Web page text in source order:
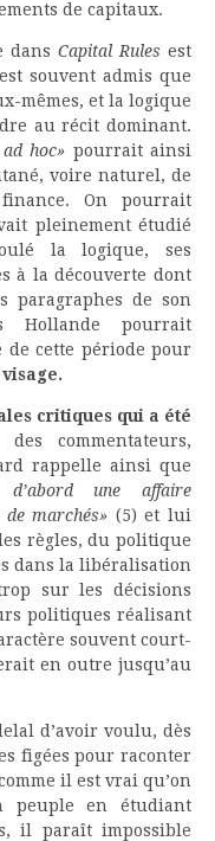
de capitaux.
dans Capital Rules est
souvent admis que
mêmes, et la logique
au récit dominant.
ad hoc» pourrait ainsi
voire naturel, de
On pourrait
pleinement étudié
la logique, ses
à la découverte dont
de son
Hollande pourrait
de cette période pour
critiques qui a été
des commentateurs,
rappelle ainsi que
une affaire
marchés» (5) et lui
règles, du politique
dans la libéralisation
sur les décisions
politiques réalisant
souvent court-
en outre jusqu’au
d’avoir voulu, dès
figées pour raconter
il est vrai qu’on
peuple en étudiant
il paraît impossible